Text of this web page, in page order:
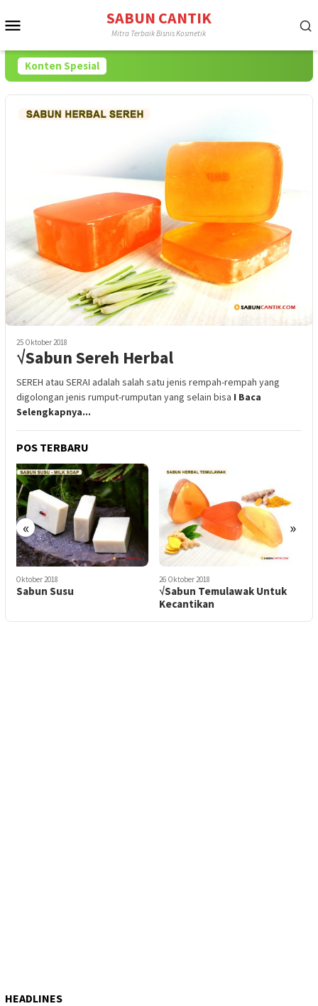
ke
SABUN CANTIK
Mitra Terbaik Bisnis Kosmetik
Konten Spesial
25 Oktober 2018
√Sabun Sereh Herbal
SEREH atau SERAI adalah salah satu jenis rempah-rempah yang
digolongan jenis rumput-rumputan yang selain bisa I Baca
Selengkapnya...
POS TERBARU
« »
26 Oktober 2018
√Sabun Temulawak Untuk
29 Oktober 2018
√Sabun Kosmetik Herbal
HEADLINES